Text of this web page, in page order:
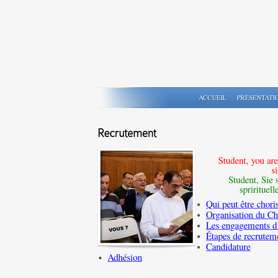
ACCUEIL
Recrutement
Student, you
Student, Sie
Qui peut être
Organisation du
Les engagements
Étapes de
Candidature
Adhésion